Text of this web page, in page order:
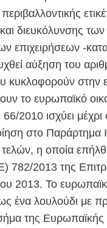
διευκόλυνσης των
επιχειρήσεων -
αύξηση του
κυκλοφορούν στην
το ευρωπαϊκό
2010 ισχύει
στο Παράρτημα
η οποία
782/2013 της
2013. Το
ως ένα λουλούδι με
της